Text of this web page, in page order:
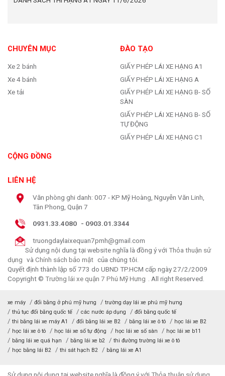
CHUYÊN MỤC
Xe 2 bánh
Xe 4 bánh
Xe tải
ĐÀO TẠO
GIẤY PHÉP LÁI XE HẠNG A1
GIẤY PHÉP LÁI XE HẠNG A
GIẤY PHÉP LÁI XE HẠNG B- SỐ
SÀN
GIẤY PHÉP LÁI XE HẠNG B- SỐ
TỰ ĐỘNG
GIẤY PHÉP LÁI XE HẠNG C1
CỘNG ĐỒNG
LIÊN HỆ
Văn phòng ghi danh: 007 - KP Mỹ Hoàng, Nguyễn Văn Linh,
Tân Phong, Quận 7
0931.33.4080 - 0903.01.3344
truongdaylaixequan7pmh@gmail.com
Sử dụng nội dung tại website nghĩa là đồng ý vớiThỏa thuận sử
dụng và Chính sách bảo mật của chúng tôi.
Quyết định thành lập số 773 do UBND TP.HCM cấp ngày 27/2/2009
Copyright © Trường lái xe quận 7 Phú Mỹ Hưng . All right Reserved.
xe máy đổi bằng ở phú mỹ hưng
trường dạy lái xe phú mỹ hưng
thủ tục đổi bằng quốc tế
các nước áp dụng
đổi bằng quốc tế
thi bằng lái xe máy A1
đổi bằng lái xe B2 bằng lái xe ô tô
học lái xe B2
học lái xe ô tô
học lái xe số tự động học lái xe số sàn
học lái xe b11
bằng lái xe quá hạn
bằng lái xe b2
thi đường trường lái xe ô tô
học bằng lái B2
thi sát hạch B2 bằng lái xe A1